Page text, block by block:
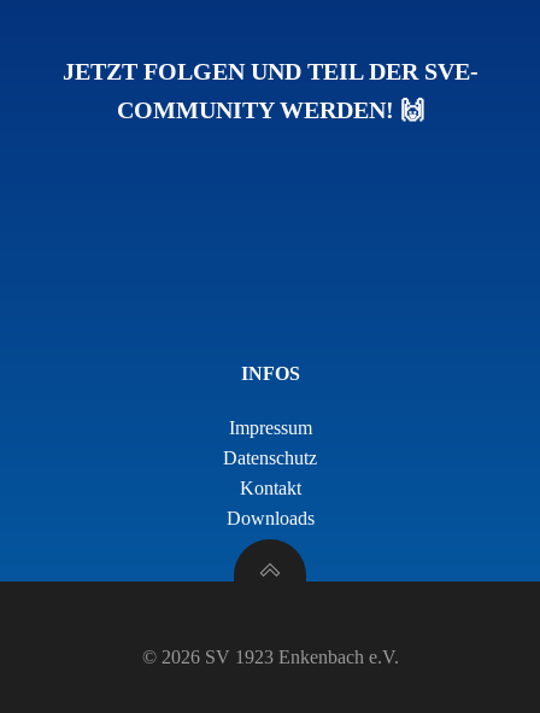
JETZT FOLGEN UND TEIL DER SVE-
COMMUNITY WERDEN! 🙌
INFOS
Impressum
Datenschutz
Kontakt
Downloads
© 2026 SV 1923 Enkenbach e.V.